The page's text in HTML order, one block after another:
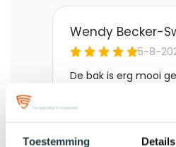
Toestemming Details